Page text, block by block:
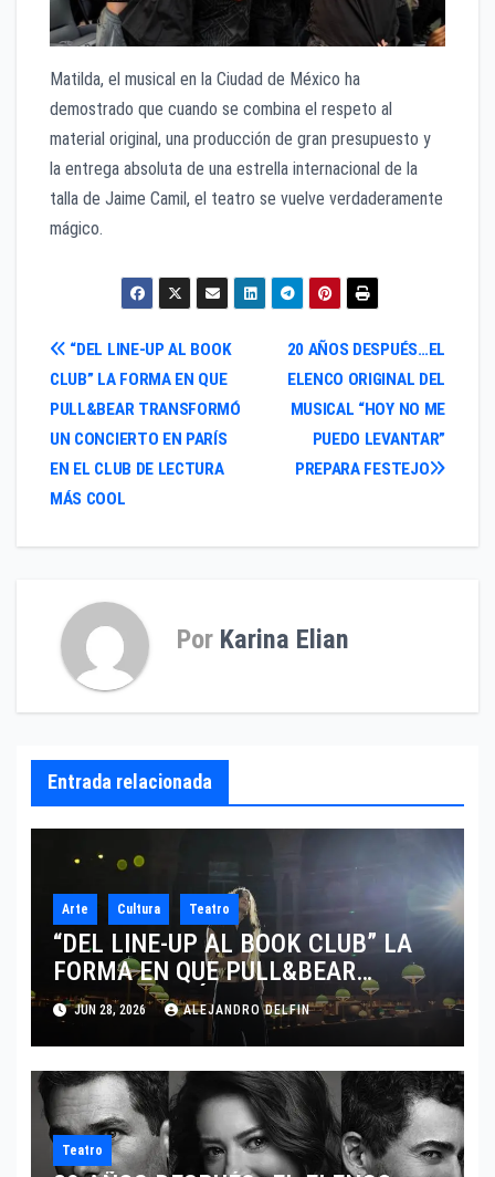
Matilda, el musical en la Ciudad de México ha
demostrado que cuando se combina el respeto al
material original, una producción de gran presupuesto y
la entrega absoluta de una estrella internacional de la
talla de Jaime Camil, el teatro se vuelve verdaderamente
mágico.
Navegación
de
entradas
20 AÑOS DESPUÉS…EL
ELENCO ORIGINAL DEL
MUSICAL “HOY NO ME
PUEDO LEVANTAR”
PREPARA FESTEJO
“DEL LINE-UP AL BOOK
CLUB” LA FORMA EN QUE
PULL&BEAR TRANSFORMÓ
UN CONCIERTO EN PARÍS
EN EL CLUB DE LECTURA
MÁS COOL
Por Karina Elian
Entrada relacionada
Arte Cultura Teatro
“DEL LINE-UP AL BOOK CLUB” LA
FORMA EN QUE PULL&BEAR
TRANSFORMÓ UN CONCIERTO EN
PARÍS EN EL CLUB DE LECTURA
MÁS COOL
JUN 28, 2026 ALEJANDRO DELFIN
Teatro